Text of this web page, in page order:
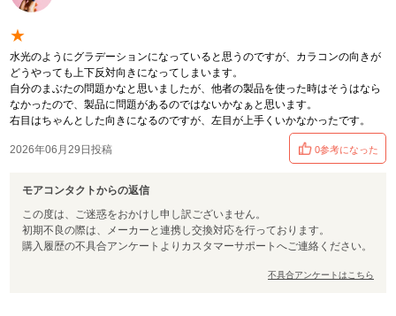
★
水光のようにグラデーションになっていると思うのですが、カラコンの向きが
どうやっても上下反対向きになってしまいます。
自分のまぶたの問題かなと思いましたが、他者の製品を使った時はそうはなら
なかったので、製品に問題があるのではないかなぁと思います。
右目はちゃんとした向きになるのですが、左目が上手くいかなかったです。
2026年06月29日投稿 0参考になった
モアコンタクトからの返信
この度は、ご迷惑をおかけし申し訳ございません。
初期不良の際は、メーカーと連携し交換対応を行っております。
購入履歴の不具合アンケートよりカスタマーサポートへご連絡ください。
不具合アンケートはこちら